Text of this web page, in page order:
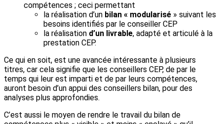
compétences ; ceci permettant
la réalisation d’un bilan « modularisé » suivant les
besoins identifiés par le conseiller CEP
la réalisation d’un livrable, adapté et articulé à la
prestation CEP.
Ce qui en soit, est une avancée intéressante à plusieurs
titres, car cela signifie que les conseillers CEP, de par le
temps qui leur est imparti et de par leurs compétences,
auront besoin d’un appui des conseillers bilan, pour des
analyses plus approfondies.
C’est aussi le moyen de rendre le travail du bilan de